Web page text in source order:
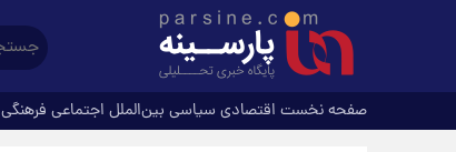
صفحه نخست اقتصادی سیاسی بین‌الملل اجتماعی فرهنگی